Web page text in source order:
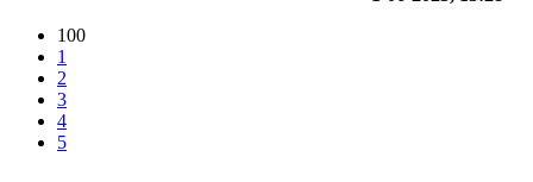
100
1
2
3
4
5